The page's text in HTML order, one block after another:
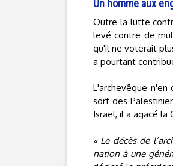
Un homme aux
Outre la lutte
levé contre de
qu'il ne voterait
a pourtant
L'archevêque
sort des
Israël, il a agacé la
« Le décès de
nation à une